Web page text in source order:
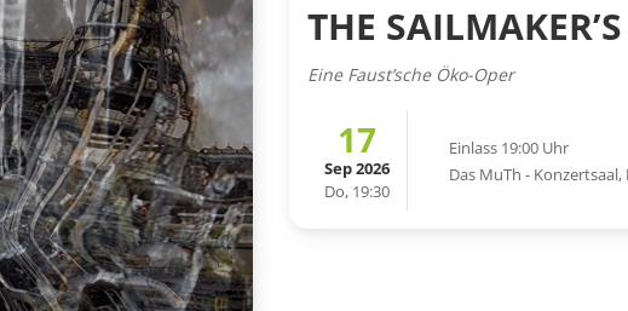
THE
Eine Faust’sche Öko-Oper
17
Sep 2026
Do, 19:30
Einlass 19:00 Uhr
Das MuTh -